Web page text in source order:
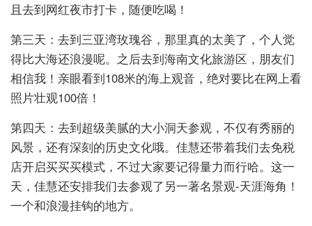
且去到网红夜市打卡，随便吃喝！
第三天：去到三亚湾玫瑰谷，那里真的太美了，个人觉
得比大海还浪漫呢。之后去到海南文化旅游区，朋友们
相信我！亲眼看到108米的海上观音，绝对要比在网上看
照片壮观100倍！
第四天：去到超级美腻的大小洞天参观，不仅有秀丽的
风景，还有深刻的历史文化哦。佳慧还带着我们去免税
店开启买买买模式，不过大家要记得量力而行哈。这一
天，佳慧还安排我们去参观了另一著名景观-天涯海角！
一个和浪漫挂钩的地方。